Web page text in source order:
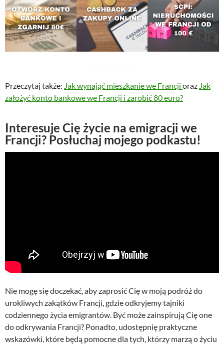
Przeczytaj także: Jak wynająć mieszkanie we Francji oraz Jak
założyć konto bankowe we Francji i zarobić 80 euro?
Interesuje Cię życie na emigracji we
Francji? Posłuchaj mojego podkastu!
Nie mogę się doczekać, aby zaprosić Cię w moją podróż do
urokliwych zakątków Francji, gdzie odkryjemy tajniki
codziennego życia emigrantów. Być może zainspirują Cię one
do odkrywania Francji? Ponadto, udostępnię praktyczne
wskazówki, które będą pomocne dla tych, którzy marzą o życiu